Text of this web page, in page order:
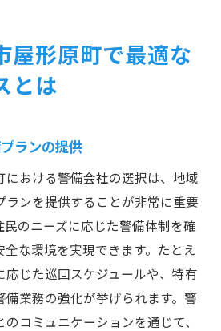
屋形原町で最適な
とは
ランの提供
における警備会社の選択は、地域
ランを提供することが非常に重要
のニーズに応じた警備体制を確
な環境を実現できます。たとえ
応じた巡回スケジュールや、特有
備業務の強化が挙げられます。警
コミュニケーションを通じて、